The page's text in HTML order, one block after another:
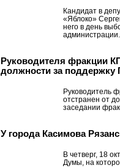
Кандидат в
«Яблоко»
него в день
администрации.
Руководителя фракции
должности за поддержку
Руководитель
отстранен от
заседании
У города Касимова
В четверг, 18
Думы, на